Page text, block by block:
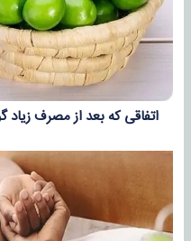
اتفاقی که بعد از مصرف زیاد